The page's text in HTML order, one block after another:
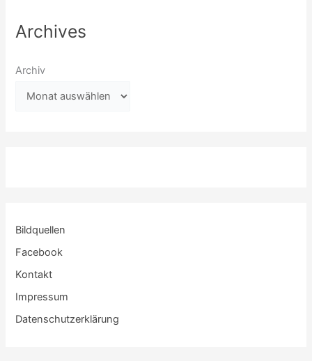
Archives
Archiv
Bildquellen
Facebook
Kontakt
Impressum
Datenschutzerklärung